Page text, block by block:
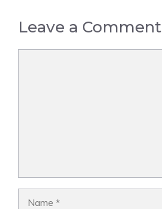
Leave a Comment